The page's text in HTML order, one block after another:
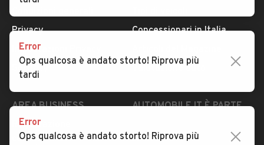
Privacy
Impostazioni Privacy
Security
Concessionari in Italia
Valutazione auto
AREA BUSINESS
Registrazione
concessionario
AUTOMOBILE.IT È PARTE
subito.it
Error
Ops qualcosa è andato storto! Riprova più
tardi
Error
Ops qualcosa è andato storto! Riprova più